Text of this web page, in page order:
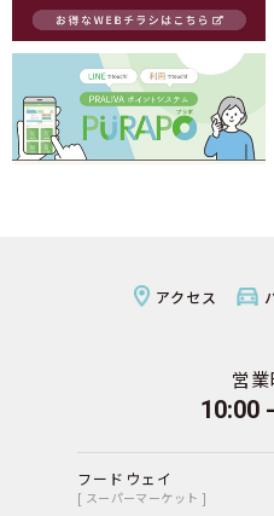
アクセス
営
10:00
フードウェイ
[ スーパーマーケット ]